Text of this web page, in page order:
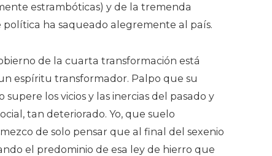
estrambóticas) y de la tremenda
ha saqueado alegremente al país.
de la cuarta transformación está
espíritu transformador. Palpo que su
los vicios y las inercias del pasado y
tan deteriorado. Yo, que suelo
de solo pensar que al final del sexenio
el predominio de esa ley de hierro que